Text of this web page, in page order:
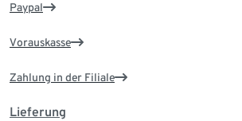
Paypal
Vorauskasse
Zahlung in der Filiale
Lieferung